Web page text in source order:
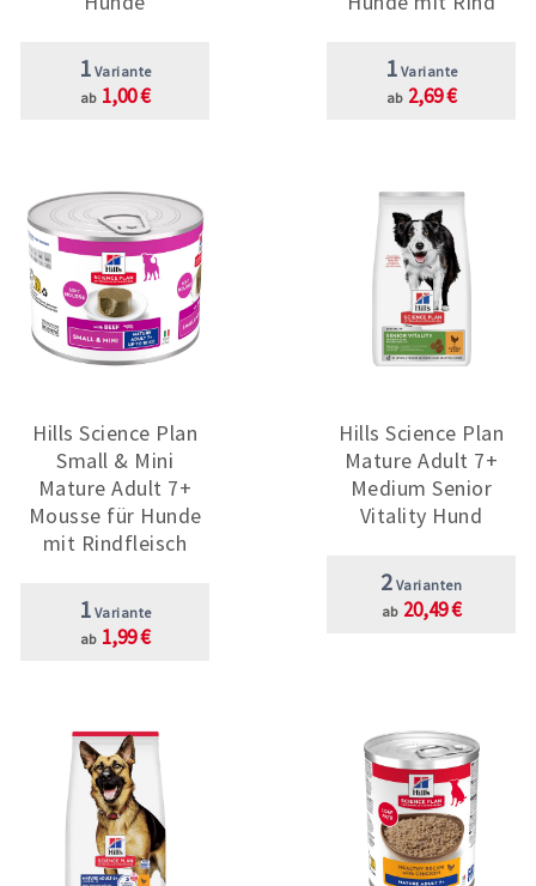
1 Variante
ab 1,00 €
1 Variante
ab 2,69 €
Hills Science Plan
Small & Mini
Mature Adult 7+
Mousse für Hunde
mit Rindfleisch
1 Variante
ab 1,99 €
Hills Science Plan
Mature Adult 7+
Medium Senior
Vitality Hund
2 Varianten
ab 20,49 €